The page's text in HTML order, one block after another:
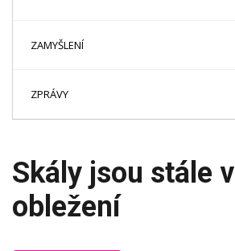
ZAMYŠLENÍ
ZPRÁVY
Skály jsou stále v
obležení